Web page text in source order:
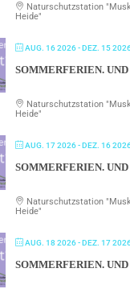
Naturschutzstation
Heide"
AUG. 16 2026- DEZ. 15
SOMMERFERIEN.
Naturschutzstation
Heide"
AUG. 17 2026- DEZ. 16
SOMMERFERIEN.
Naturschutzstation
Heide"
AUG. 18 2026- DEZ. 17
SOMMERFERIEN.